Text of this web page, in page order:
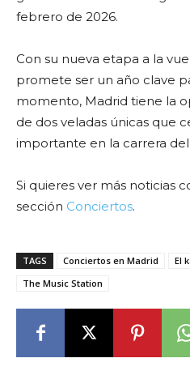
febrero de 2026.
Con su nueva etapa a la
promete ser un año clave
momento, Madrid tiene la
de dos veladas únicas que
importante en la carrera
Si quieres ver más noticias
sección Conciertos.
TAGS Conciertos en Madrid El
The Music Station